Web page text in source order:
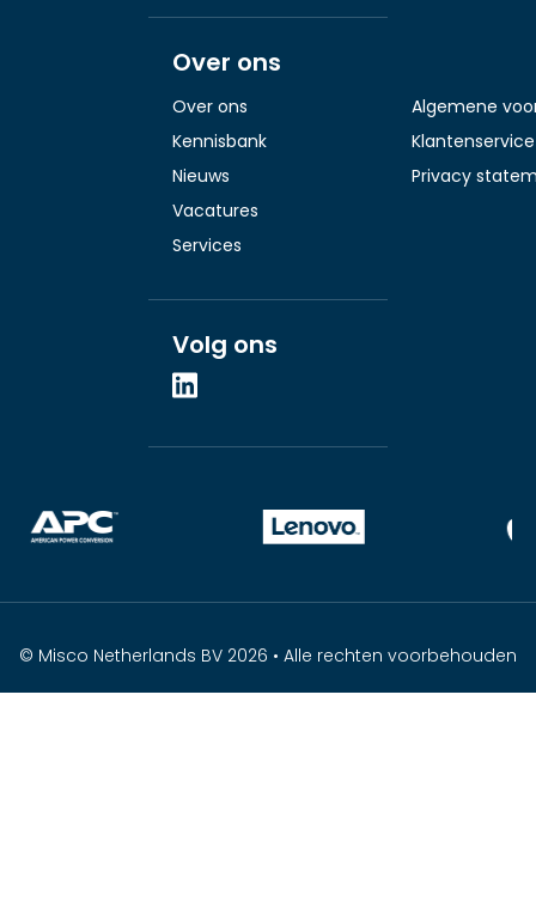
Over ons
Over ons
Kennisbank
Nieuws
Vacatures
Services
Algemene
Klantenservice
Privacy
Volg ons
© Misco Netherlands BV 2026 • Alle rechten voorbehouden